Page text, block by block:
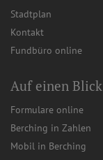
Stadtplan
Kontakt
Fundbüro online
Auf einen Blick
Formulare online
Berching in Zahlen
Mobil in Berching